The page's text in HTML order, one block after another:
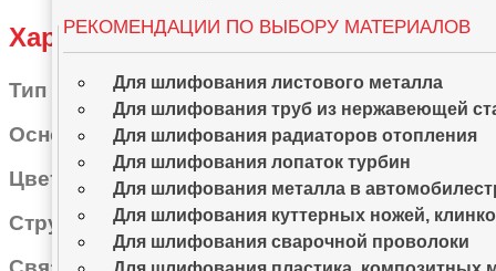
РЕКОМЕНДАЦИИ ПО ВЫБОРУ МАТЕРИАЛОВ
Для шлифования листового металла
Для шлифования труб из нержавеющей
Для шлифования радиаторов отопления
Для шлифования лопаток турбин
Для шлифования металла в
Для шлифования куттерных ножей,
Для шлифования сварочной проволоки
Характеристики
Тип зерна:
Циркониевый корунд
Основа:
Для Р24-60 полиэстер плотности
Цвет:
Темно-зеленый
Структура нанесения зерна:
Закрытая